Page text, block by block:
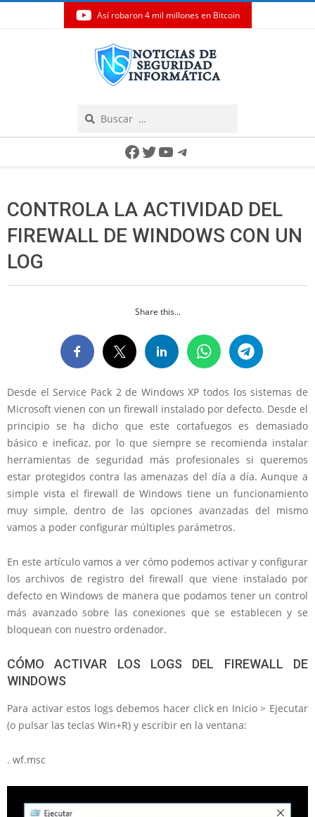
Así robaron 4 mil millones en Bitcoin
Facebook
Twitter
YouTube
Telegram
CONTROLA LA ACTIVIDAD DEL
FIREWALL DE WINDOWS CON UN
LOG
Share this...
Desde el Service Pack 2 de Windows XP todos los sistemas de
Microsoft vienen con un firewall instalado por defecto. Desde el
principio se ha dicho que este cortafuegos es demasiado
básico e ineficaz, por lo que siempre se recomienda instalar
herramientas de seguridad más profesionales si queremos
estar protegidos contra las amenazas del día a día. Aunque a
simple vista el firewall de Windows tiene un funcionamiento
muy simple, dentro de las opciones avanzadas del mismo
vamos a poder configurar múltiples parámetros.
En este artículo vamos a ver cómo podemos activar y configurar
los archivos de registro del firewall que viene instalado por
defecto en Windows de manera que podamos tener un control
más avanzado sobre las conexiones que se establecen y se
bloquean con nuestro ordenador.
CÓMO ACTIVAR LOS LOGS DEL FIREWALL DE
WINDOWS
Para activar estos logs debemos hacer click en Inicio > Ejecutar
(o pulsar las teclas Win+R) y escribir en la ventana:
. wf.msc